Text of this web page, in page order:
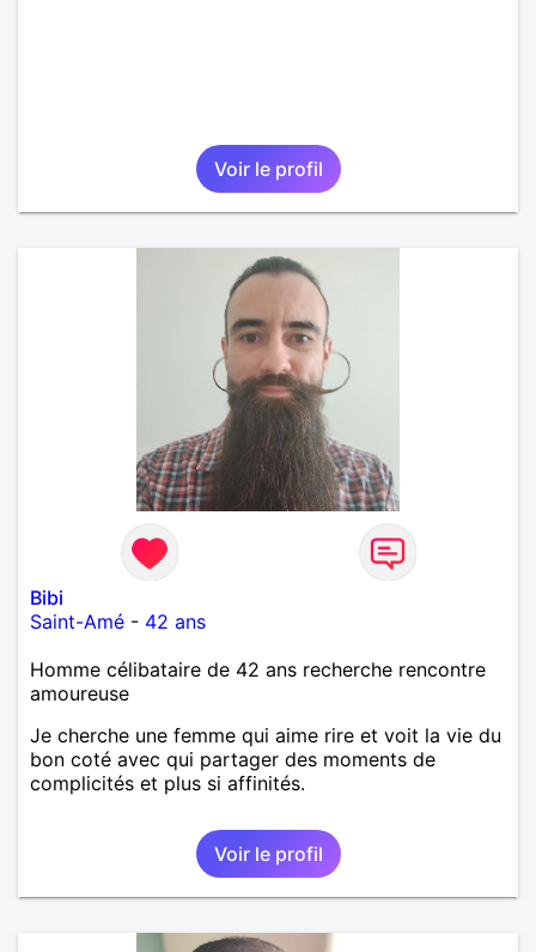
Voir le profil
Bibi
Saint-Amé - 42 ans
Homme célibataire de 42 ans recherche rencontre
amoureuse
Je cherche une femme qui aime rire et voit la vie du
bon coté avec qui partager des moments de
complicités et plus si affinités.
Voir le profil